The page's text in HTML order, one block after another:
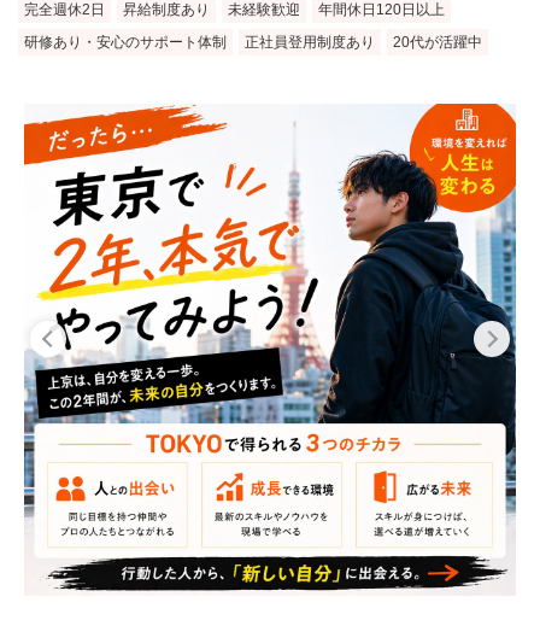
完全週休2日 昇給制度あり 未経験歓迎
年間休日120日以上
研修あり・安心のサポート体制
正社員登用制度あり 20代が活躍中